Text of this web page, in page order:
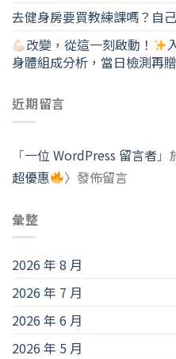
去健身房要買教練課嗎？自
改變，從這一刻啟動！
身體組成分析，當日檢測再
近期留言
「一位 WordPress 留言者 」
超優惠
〉發佈留言
彙整
2026 年 8 月
2026 年 7 月
2026 年 6 月
2026 年 5 月